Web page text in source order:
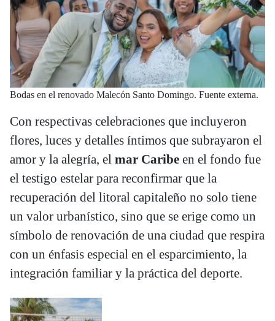
Bodas en el renovado Malecón Santo Domingo. Fuente externa.
Con respectivas celebraciones que incluyeron
flores, luces y detalles íntimos que subrayaron el
amor y la alegría, el mar Caribe en el fondo fue
el testigo estelar para reconfirmar que la
recuperación del litoral capitaleño no solo tiene
un valor urbanístico, sino que se erige como un
símbolo de renovación de una ciudad que respira
con un énfasis especial en el esparcimiento, la
integración familiar y la práctica del deporte.